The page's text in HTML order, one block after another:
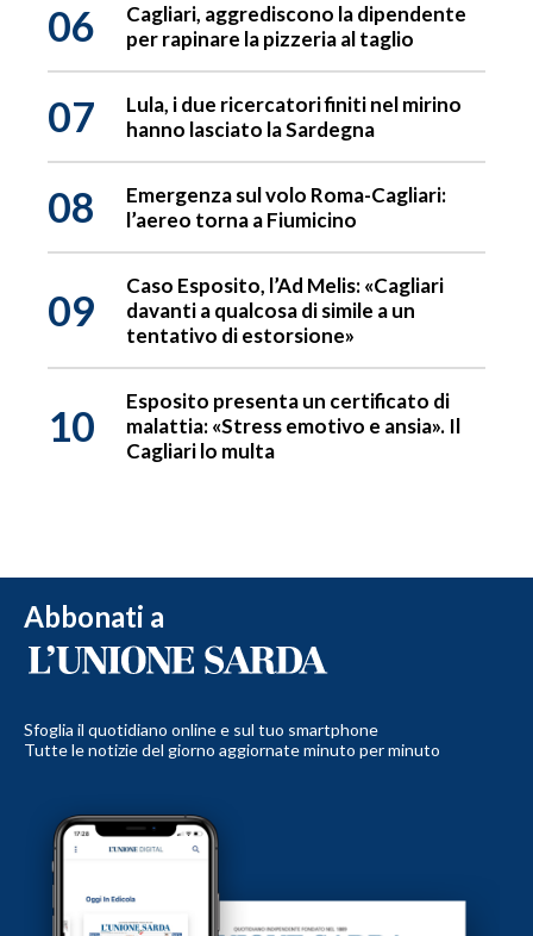
06
Cagliari, aggrediscono la dipendente
per rapinare la pizzeria al taglio
07
Lula, i due ricercatori finiti nel mirino
hanno lasciato la Sardegna
08
Emergenza sul volo Roma-Cagliari:
l’aereo torna a Fiumicino
09
Caso Esposito, l’Ad Melis: «Cagliari
davanti a qualcosa di simile a un
tentativo di estorsione»
10
Esposito presenta un certificato di
malattia: «Stress emotivo e ansia». Il
Cagliari lo multa
Abbonati a
Sfoglia il quotidiano online e sul tuo smartphone
Tutte le notizie del giorno aggiornate minuto per minuto